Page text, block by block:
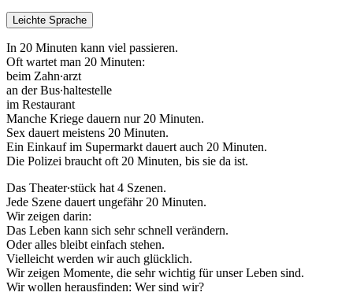
Leichte Sprache
In 20 Minuten kann viel passieren.
Oft wartet man 20 Minuten:
beim Zahn∙arzt
an der Bus∙haltestelle
im Restaurant
Manche Kriege dauern nur 20 Minuten.
Sex dauert meistens 20 Minuten.
Ein Einkauf im Supermarkt dauert auch 20 Minuten.
Die Polizei braucht oft 20 Minuten, bis sie da ist.
Das Theater∙stück hat 4 Szenen.
Jede Szene dauert ungefähr 20 Minuten.
Wir zeigen darin:
Das Leben kann sich sehr schnell verändern.
Oder alles bleibt einfach stehen.
Vielleicht werden wir auch glücklich.
Wir zeigen Momente, die sehr wichtig für unser Leben sind.
Wir wollen herausfinden: Wer sind wir?